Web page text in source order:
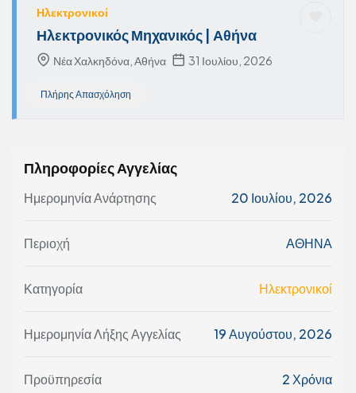
Ηλεκτρονικοί
Ηλεκτρονικός Μηχανικός | Αθήνα
Νέα Χαλκηδόνα, Αθήνα 31 Ιουλίου, 2026
Πλήρης Απασχόληση
Πληροφορίες Αγγελίας
Ημερομηνία Ανάρτησης 20 Ιουλίου, 2026
Περιοχή ΑΘΗΝΑ
Κατηγορία Ηλεκτρονικοί
Ημερομηνία Λήξης Αγγελίας 19 Αυγούστου, 2026
Προϋπηρεσία 2 Χρόνια